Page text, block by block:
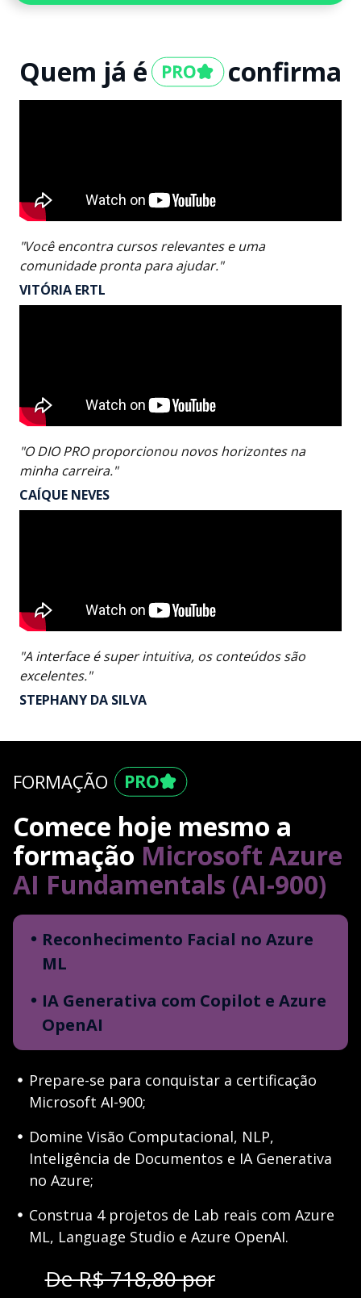
Quem já é confirma
"Você encontra cursos relevantes e uma
comunidade pronta para ajudar."
VITÓRIA ERTL
"O DIO PRO proporcionou novos horizontes na
minha carreira."
CAÍQUE NEVES
"A interface é super intuitiva, os conteúdos são
excelentes."
STEPHANY DA SILVA
FORMAÇÃO
Comece hoje mesmo a
formação Microsoft Azure
AI Fundamentals (AI-900)
Reconhecimento Facial no Azure
ML
IA Generativa com Copilot e Azure
OpenAI
Prepare-se para conquistar a certificação
Microsoft AI-900;
Domine Visão Computacional, NLP,
Inteligência de Documentos e IA Generativa
no Azure;
Construa 4 projetos de Lab reais com Azure
ML, Language Studio e Azure OpenAI.
De R$ 718,80 por